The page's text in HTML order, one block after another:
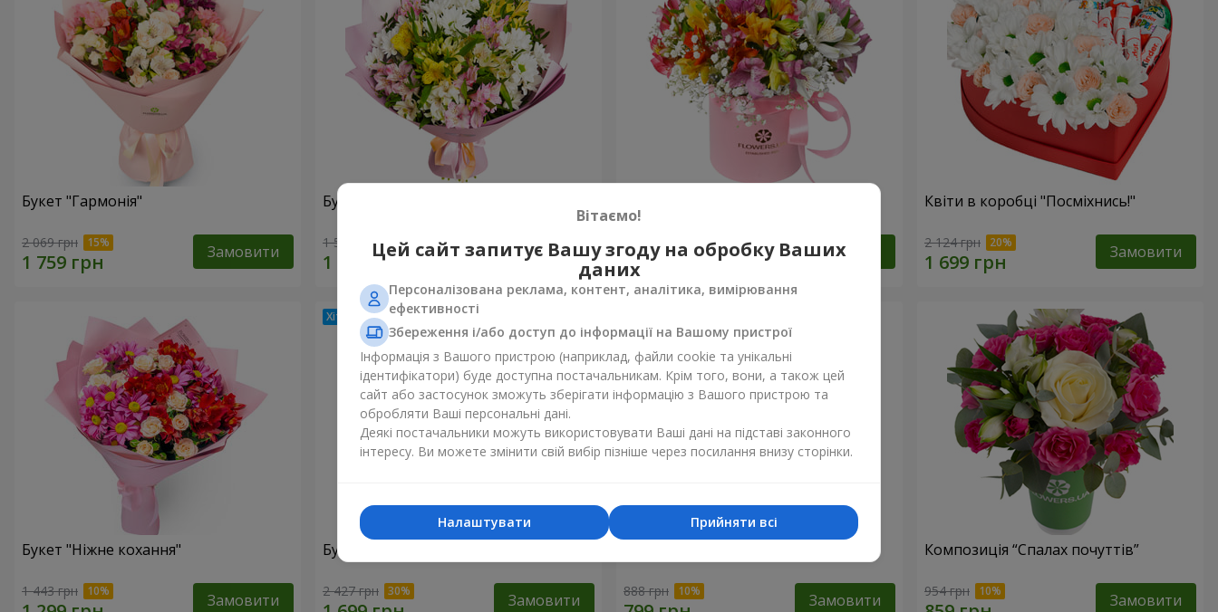
Букет "Гармонія"
2 069 грн Замовити
Букет квітів "Чудовий настрій"
1 510 грн Замовити 1 952 грн Замовити
Квіти в коробці "Посміхнись!"
2 124 грн Замовити
Букет "Ніжне кохання"
1 443 грн Замовити
Букет "Квітковий бал"
2 427 грн Замовити 888 грн Замовити
Композиція “Спалах почуттів”
954 грн Замовити
Вітаємо!
Цей сайт запитує Вашу згоду на обробку Ваших
даних
Персоналізована реклама, контент, аналітика, вимірювання
ефективності
Збереження і/або доступ до інформації на Вашому пристрої
Інформація з Вашого пристрою (наприклад, файли cookie та унікальні
ідентифікатори) буде доступна постачальникам. Крім того, вони, а також цей
сайт або застосунок зможуть зберігати інформацію з Вашого пристрою та
обробляти Ваші персональні дані.
Деякі постачальники можуть використовувати Ваші дані на підставі законного
інтересу. Ви можете змінити свій вибір пізніше через посилання внизу сторінки.
Прийняти всі
Налаштувати